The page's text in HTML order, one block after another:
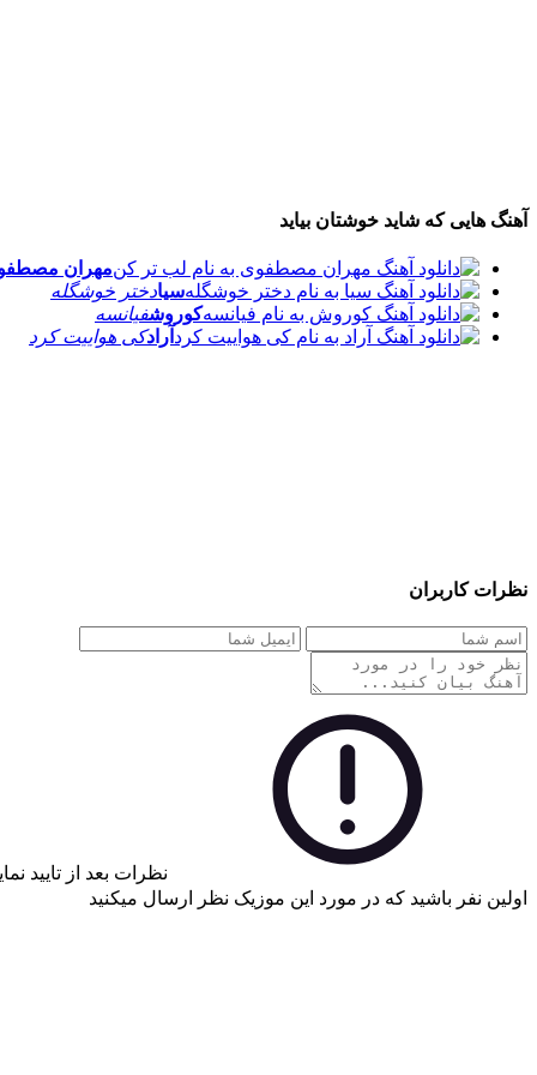
آهنگ هایی که شاید خوشتان بیاید
مهران
سیادختر خوشگله
کوروشفیانسه
آرادکی هواییت کرد
نظرات کاربران
نظرات بعد از تایید
اولین نفر باشید که در مورد این موزیک نظر ارسال میکنید